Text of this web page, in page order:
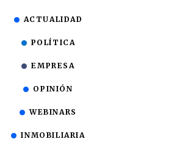
ACTUALIDAD
POLÍTICA
EMPRESA
OPINIÓN
WEBINARS
INMOBILIARIA